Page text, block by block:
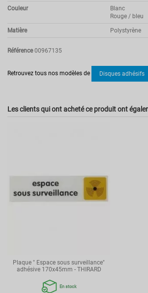
Couleur
Blanc
Rouge / bleu
Matière Polystyrène
Référence 00967135
Retrouvez tous nos modèles de
Disques adhésifs
Les clients qui ont acheté ce produit ont
Plaque " Espace sous surveillance"
adhésive 170x45mm - THIRARD
En stock